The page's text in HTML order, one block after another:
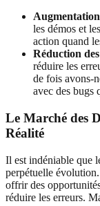
les démos et
action quand
Réduction
réduire les
de fois avons-
avec des bugs
Le Marché des
Réalité
Il est indéniable que
perpétuelle
offrir des
réduire les erreurs.